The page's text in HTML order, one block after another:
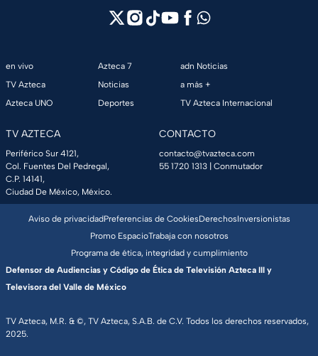
en vivo
TV Azteca
Azteca UNO
Azteca 7
Noticias
Deportes
adn Noticias
a más +
TV Azteca Internacional
TV AZTECA
Periférico Sur 4121,
Col. Fuentes Del Pedregal,
C.P. 14141,
Ciudad De México, México.
CONTACTO
contacto@tvazteca.com
55 1720 1313 | Conmutador
TV Azteca, M.R. & ©, TV Azteca, S.A.B. de C.V. Todos los derechos reservados,
2025.
Aviso de privacidadPreferencias de CookiesDerechosInversionistas
Promo EspacioTrabaja con nosotros
Programa de ética, integridad y cumplimiento
Defensor de Audiencias y Código de Ética de Televisión Azteca III y
Televisora del Valle de México